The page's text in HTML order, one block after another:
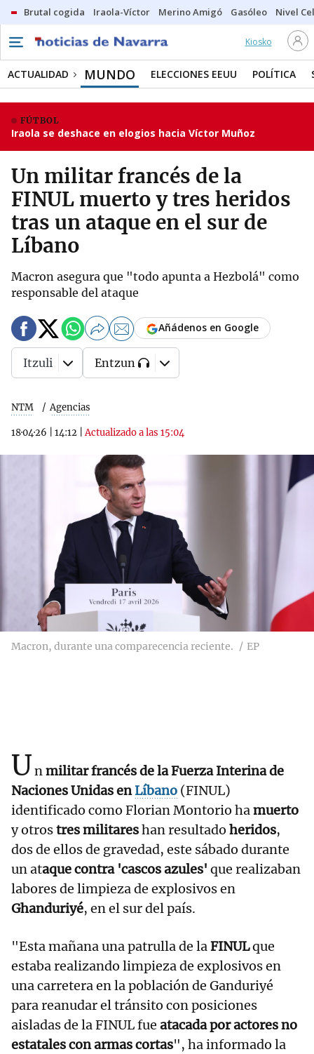
Brutal cogida Iraola-Víctor Merino Amigó Gasóleo Nivel
Kiosko
ACTUALIDAD MUNDO ELECCIONES EEUU POLÍTICA
FÚTBOL
Iraola se deshace en elogios hacia Víctor Muñoz
Un militar francés de la
FINUL muerto y tres heridos
tras un ataque en el sur de
Líbano
Macron asegura que "todo apunta a Hezbolá" como
responsable del ataque
NTM Agencias
18·04·26 14:12 |Actualizado a las 15:04
Añádenos en Google
Itzuli Entzun
Macron, durante una comparecencia reciente. EP
Unmilitar francés de la Fuerza Interina de
Naciones Unidas enLíbano (FINUL)
identificado como Florian Montorio hamuerto
y otrostres militareshan resultado heridos,
dos de ellos de gravedad, este sábado durante
un ataque contra 'cascos azules' que realizaban
labores de limpieza de explosivos en
Ghanduriyé, en el sur del país.
"Esta mañana una patrulla de laFINULque
estaba realizando limpieza de explosivos en
una carretera en la población de Ganduriyé
para reanudar el tránsito con posiciones
aisladas de la FINUL fue atacada por actores no
estatales con armas cortas", ha informado la